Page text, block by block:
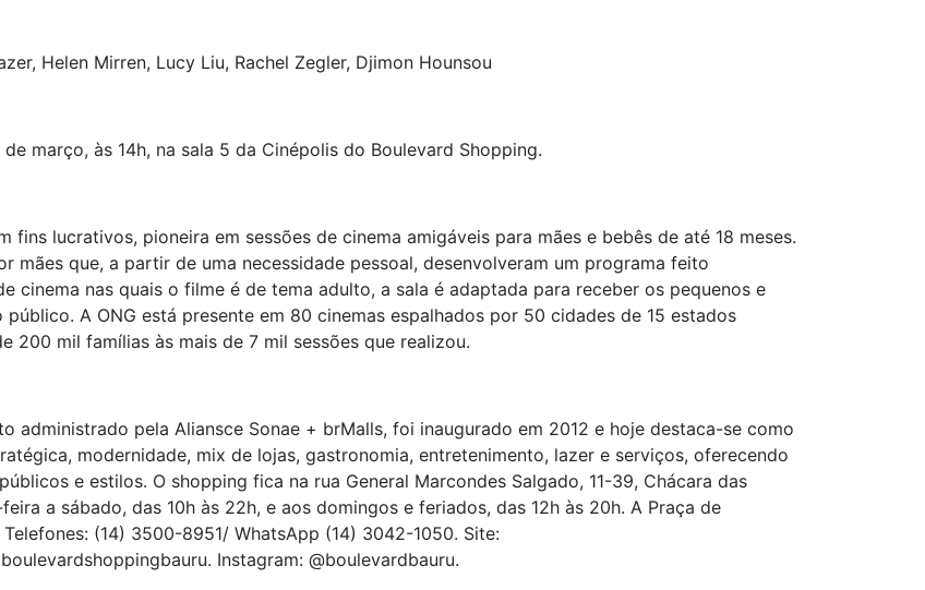
Helen Mirren, Lucy Liu, Rachel Zegler, Djimon Hounsou
março, às 14h, na sala 5 da Cinépolis do Boulevard Shopping.
fins lucrativos, pioneira em sessões de cinema amigáveis para mães e bebês de até 18 meses.
mães que, a partir de uma necessidade pessoal, desenvolveram um programa feito
cinema nas quais o filme é de tema adulto, a sala é adaptada para receber os pequenos e
A ONG está presente em 80 cinemas espalhados por 50 cidades de 15 estados
200 mil famílias às mais de 7 mil sessões que realizou.
administrado pela Aliansce Sonae + brMalls, foi inaugurado em 2012 e hoje destaca-se como
modernidade, mix de lojas, gastronomia, entretenimento, lazer e serviços, oferecendo
e estilos. O shopping fica na rua General Marcondes Salgado, 11-39, Chácara das
a sábado, das 10h às 22h, e aos domingos e feriados, das 12h às 20h. A Praça de
(14) 3500-8951/ WhatsApp (14) 3042-1050. Site:
Instagram: @boulevardbauru.